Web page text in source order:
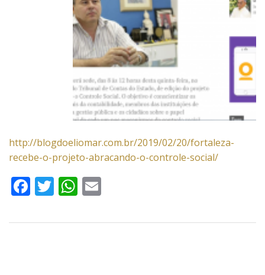
http://blogdoeliomar.com.br/2019/02/20/fortaleza-
recebe-o-projeto-abracando-o-controle-social/
Facebook
TwitterWhatsApp